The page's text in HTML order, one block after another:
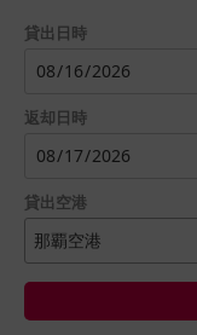
貸出日時
返却日時
貸出空港